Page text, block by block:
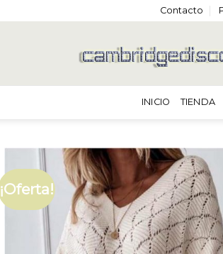
Contacto
INICIO TIENDA
¡Oferta!